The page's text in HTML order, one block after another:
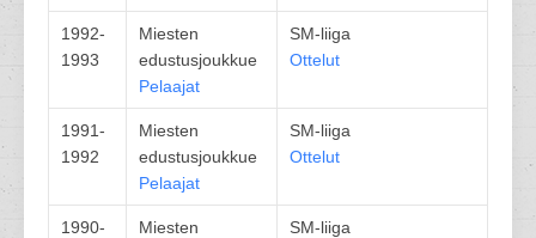
1992-
1993
Miesten
edustusjoukkue
Pelaajat
SM-liiga
Ottelut
1991-
1992
Miesten
edustusjoukkue
Pelaajat
SM-liiga
Ottelut
1990-
Miesten
SM-liiga